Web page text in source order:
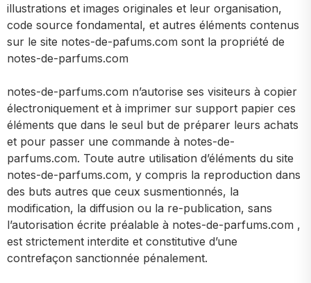
illustrations et images originales et leur organisation,
code source fondamental, et autres éléments contenus
sur le site notes-de-pafums.com sont la propriété de
notes-de-parfums.com
notes-de-parfums.com n’autorise ses visiteurs à copier
électroniquement et à imprimer sur support papier ces
éléments que dans le seul but de préparer leurs achats
et pour passer une commande à notes-de-
parfums.com. Toute autre utilisation d’éléments du site
notes-de-parfums.com, y compris la reproduction dans
des buts autres que ceux susmentionnés, la
modification, la diffusion ou la re-publication, sans
l’autorisation écrite préalable à notes-de-parfums.com ,
est strictement interdite et constitutive d’une
contrefaçon sanctionnée pénalement.